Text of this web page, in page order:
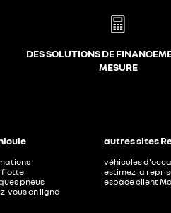
DES SOLUTIONS DE
MESURE
flotte
pneus
vous en ligne
autres sites
véhicules
estimez la
espace client